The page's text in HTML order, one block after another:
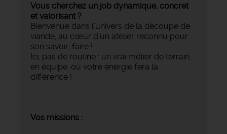
Vous cherchez un job dynamique, concret
et valorisant ?
Bienvenue dans l’univers de la découpe de
viande, au cœur d’un atelier reconnu pour
son savoir-faire !
Ici, pas de routine : un vrai métier de terrain,
en équipe, où votre énergie fera la
différence !
Vos missions :